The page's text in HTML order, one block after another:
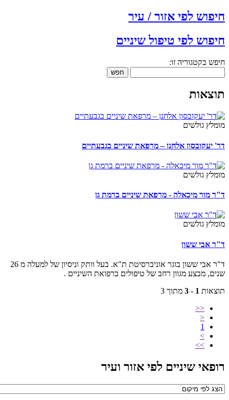
לפי אזור / עיר
לפי טיפול שיניים
בקטגוריה זו:
חפש
גולשים
יעקובסון אלחנן – מרפאת שיניים בגבעתיים
גולשים
מור מיכאלה - מרפאת שיניים ברמת גן
גולשים
אבי ששון
ד"ר אבי ששון בוגר אוניברסיטת ת"א. בעל וותק וניסיון של למעלה מ 26
מבצע מגוון רחב של טיפולים ברפואת השיניים .
1 - 3
מתוך 3
<<
<
1
>
>>
שיניים לפי אזור ועיר